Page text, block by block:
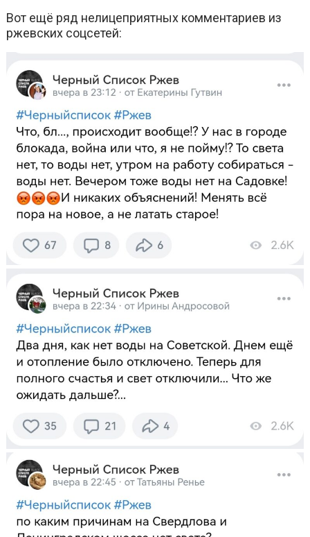
Вот ещё ряд нелицеприятных комментариев из
ржевских соцсетей: